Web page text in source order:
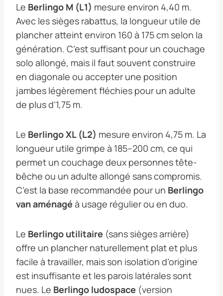
Le Berlingo M (L1) mesure environ 4,40 m.
Avec les sièges rabattus, la longueur utile de
plancher atteint environ 160 à 175 cm selon la
génération. C’est suffisant pour un couchage
solo allongé, mais il faut souvent construire
en diagonale ou accepter une position
jambes légèrement fléchies pour un adulte
de plus d’1,75 m.
Le Berlingo XL (L2) mesure environ 4,75 m. La
longueur utile grimpe à 185–200 cm, ce qui
permet un couchage deux personnes tête-
bêche ou un adulte allongé sans compromis.
C’est la base recommandée pour un Berlingo
van aménagé à usage régulier ou en duo.
Le Berlingo utilitaire (sans sièges arrière)
offre un plancher naturellement plat et plus
facile à travailler, mais son isolation d’origine
est insuffisante et les parois latérales sont
nues. Le Berlingo ludospace (version